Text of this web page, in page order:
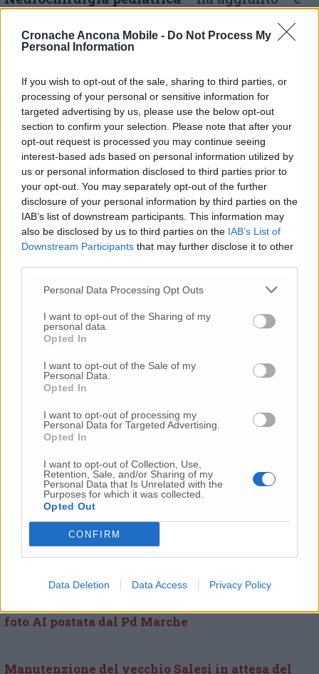
Cronache Ancona Mobile - Do Not Process My
Personal Information
If you wish to opt-out of the sale, sharing to third parties, or
processing of your personal or sensitive information for
targeted advertising by us, please use the below opt-out
section to confirm your selection. Please note that after your
opt-out request is processed you may continue seeing
interest-based ads based on personal information utilized by
us or personal information disclosed to third parties prior to
your opt-out. You may separately opt-out of the further
disclosure of your personal information by third parties on the
IAB’s list of downstream participants. This information may
also be disclosed by us to third parties on the IAB’s List of
Downstream Participants that may further disclose it to other
Personal Data Processing Opt Outs
I want to opt-out of the Sharing of my
personal data.
Opted In
I want to opt-out of the Sale of my
Personal Data.
Opted In
I want to opt-out of processing my
Personal Data for Targeted Advertising.
Opted In
I want to opt-out of Collection, Use,
Retention, Sale, and/or Sharing of my
Personal Data that Is Unrelated with the
Purposes for which it was collected.
Opted Out
CONFIRM
Data Deletion Data Access Privacy Policy
stiamo provvedendo al trasferimento del
reparto di genetica medica a Torrette. Si sta
procedendo anche ad una gara, in fase di
anti- incendio». Tra le misure citate la
riattivazione del centro cottura di Torrette
modo da evitare l’arrivo dei pasti da fuori
«una svolta rispetto ai cibi preconfezionati.
Mi sembra che questo percorso di
potenziamento del Salesi sia oggettivamente
di grande impegno e potrà essere corroborato
da un numero di medici che entreranno in
servizio che dai prossimi anni sarà superiore
a quello dei medici che andranno in pensione
– ha concluso-. Avremo il personale
risplenda a livello nazionale».
Salesi, approvata la mozione Latini
Tempi cantiere nuovo Salesi, Baldelli: «Se si deve
puntare il dito va fatto contro il Pd»
Nuovo Salesi pronto nel 2027, Antonio
Mastrovincenzo: «Fallimento della giunta
Acquaroli»
Trasferiti all’ospedale di Torrette i reparti di
Ginecologia dal Salesi e di Procreazione assistita
da Pesaro
foto AI postata dal Pd Marche
Manutenzione del vecchio Salesi in attesa del